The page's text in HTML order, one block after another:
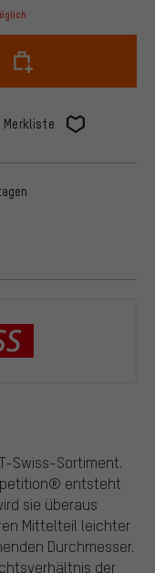
Merkliste
Swiss-Sortiment.
entsteht
sie überaus
Mittelteil leichter
Durchmesser.
der
DT Swiss